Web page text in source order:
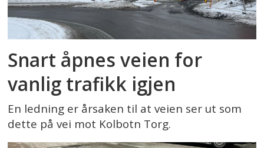
Snart åpnes veien for
vanlig trafikk igjen
En ledning er årsaken til at veien ser ut som
dette på vei mot Kolbotn Torg.